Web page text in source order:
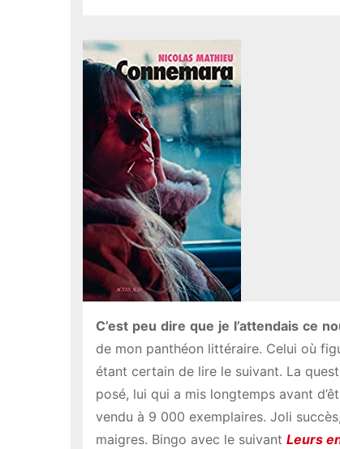
C’est peu dire que je l’attendais ce
de mon panthéon littéraire. Celui où
étant certain de lire le suivant. La
posé, lui qui a mis longtemps avant
vendu à 9 000 exemplaires. Joli
maigres. Bingo avec le suivant Leurs